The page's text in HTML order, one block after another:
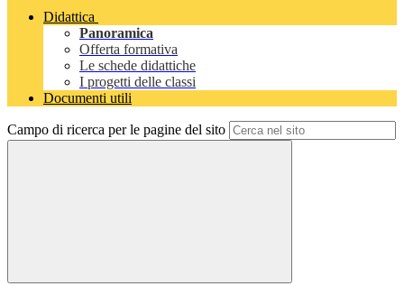
Didattica
Panoramica
Offerta formativa
Le schede didattiche
I progetti delle classi
Documenti utili
Campo di ricerca per le pagine del sito